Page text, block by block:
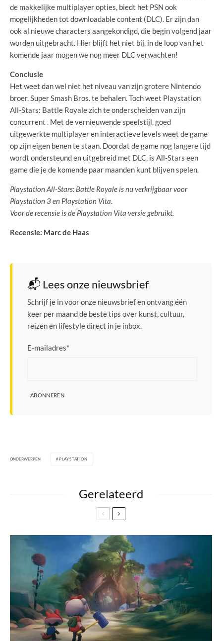
de makkelijke multiplayer opties, biedt het PSN ook
mogelijkheden tot downloadable content (DLC). Er zijn dan
ook al nieuwe characters aangekondigd, die begin volgend jaar
worden uitgebracht. Hier blijft het niet bij, in de loop van het
komende jaar mogen we nog meer DLC verwachten!
Conclusie
Het weet dan wel niet het niveau van zijn grotere Nintendo
broer, Super Smash Bros. te behalen. Toch weet Playstation
All-Stars: Battle Royale zich te onderscheiden van zijn
concurrent . Met de vernieuwende speelstijl, goed
uitgewerkte multiplayer en interactieve levels weet de game
op zijn eigen benen te staan. Doordat de game nog langere tijd
wordt ondersteund en uitgebreid met DLC, is All-Stars een
game die je de komende paar maanden kunt blijven spelen.
Playstation All-Stars: Battle Royale is nu verkrijgbaar voor
Playstation 3 en Playstation Vita.
Voor de recensie is de Playstation Vita versie gebruikt.
Recensie: Marc de Haas
📬 Lees onze nieuwsbrief
Schrijf je in voor onze nieuwsbrief en ontvang één
keer per maand de beste tips over kunst, cultuur,
reizen en lifestyle direct in je inbox.
E-mailadres*
ABONNEREN
ONDERWERPEN PLAYSTATION
Gerelateerd